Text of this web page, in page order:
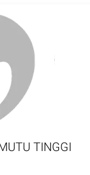
TINGGI